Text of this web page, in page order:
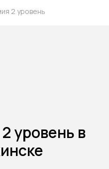
2 уровень
уровень в